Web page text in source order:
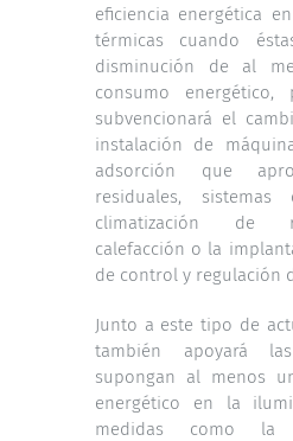
eficiencia energética
térmicas cuando
disminución de al
consumo
subvencionará el
instalación de
adsorción que
residuales, sistemas
climatización de
calefacción o la
de control y regulación
Junto a este tipo de
también apoyará
supongan al menos
energético en la
medidas como la